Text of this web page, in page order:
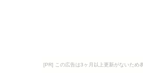
[PR] この広告は3ヶ月以上更新がないため